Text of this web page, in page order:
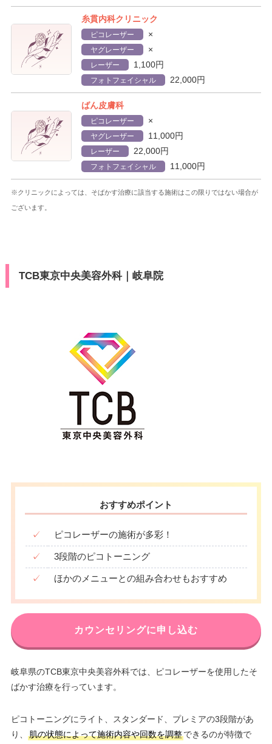
糸貫内科クリニック
ピコレーザー ×
ヤグレーザー ×
レーザー 1,100円
フォトフェイシャル 22,000円
ばん皮膚科
ピコレーザー ×
ヤグレーザー 11,000円
レーザー 22,000円
フォトフェイシャル 11,000円
※クリニックによっては、そばかす治療に該当する施術はこの限りではない場合が
ございます。
TCB東京中央美容外科｜岐阜院
おすすめポイント
✓ ピコレーザーの施術が多彩！
✓ 3段階のピコトーニング
✓ ほかのメニューとの組み合わせもおすすめ
カウンセリングに申し込む
岐阜県のTCB東京中央美容外科では、ピコレーザーを使用したそ
ばかす治療を行っています。
ピコトーニングにライト、スタンダード、プレミアの3段階があ
り、
肌の状態によって施術内容や回数を調整できるのが特徴で